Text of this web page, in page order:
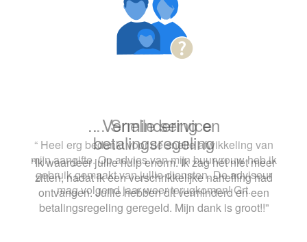
.. Snelle service
“ Heel erg bedankt voor de snelle afwikkeling van
mijn aangifte. Op advies van mijn buurvrouw heb ik
gebruik gemaakt van jullie diensten. De adviseur
mag volgend jaar weer terugkomen! Grt.